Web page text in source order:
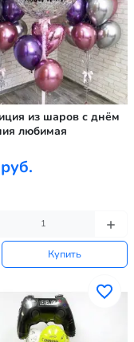
из шаров с днём
любимая
Купить